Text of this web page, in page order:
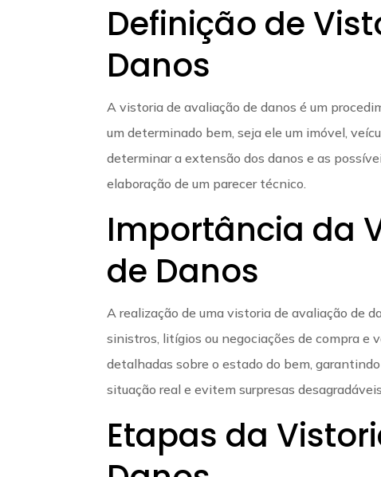
Definição de
Danos
A vistoria de avaliação de danos é um
um determinado bem, seja ele um imóvel,
determinar a extensão dos danos e as
elaboração de um parecer técnico.
Importância da
de Danos
A realização de uma vistoria de avaliação de
sinistros, litígios ou negociações de compra e
detalhadas sobre o estado do bem,
situação real e evitem surpresas
Etapas da